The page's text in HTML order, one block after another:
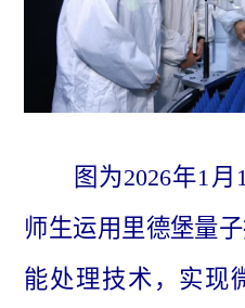
图为2026年1
师生运用里德堡量
能处理技术，实现